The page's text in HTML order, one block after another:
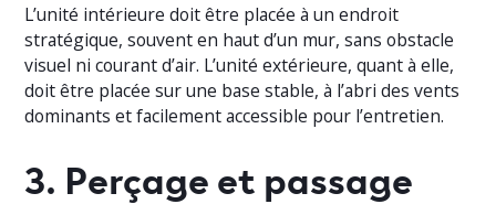
L’unité intérieure doit être placée à un endroit
stratégique, souvent en haut d’un mur, sans obstacle
visuel ni courant d’air. L’unité extérieure, quant à elle,
doit être placée sur une base stable, à l’abri des vents
dominants et facilement accessible pour l’entretien.
3. Perçage et passage